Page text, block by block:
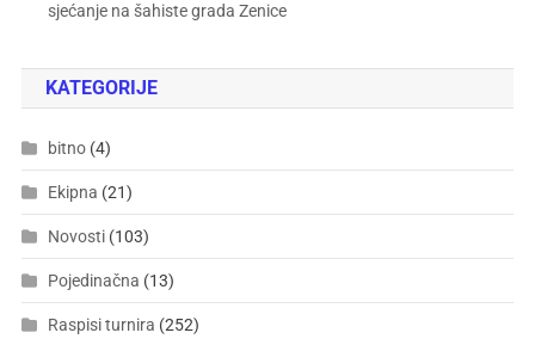
sjećanje na šahiste grada Zenice
KATEGORIJE
bitno(4)
Ekipna (21)
Novosti(103)
Pojedinačna (13)
Raspisi turnira (252)